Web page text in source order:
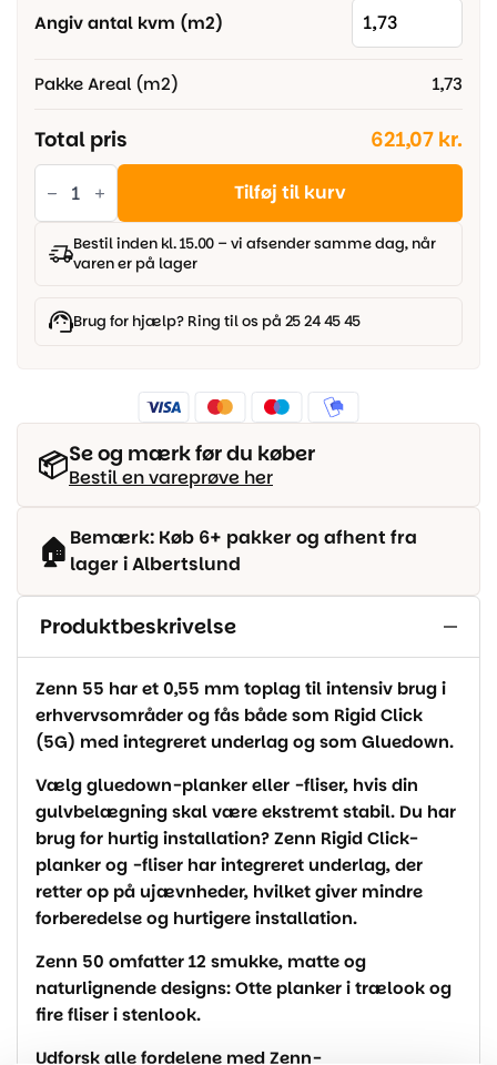
Angiv antal kvm (m2)
Pakke Areal (m2) 1,73
Total pris 621,07 kr.
Berry
Alloc
Vinylgulv
-
Zenn
Click
Comfort
Monsanto
Tilføj til kurv
Bestil inden kl. 15.00 – vi afsender samme dag, når
varen er på lager
Brug for hjælp? Ring til os på 25 24 45 45
📦Se og mærk før du køber
Bestil en vareprøve her
🏠 Bemærk: Køb 6+ pakker og afhent fra
lager i Albertslund
Produktbeskrivelse
Zenn 55 har et 0,55 mm toplag til intensiv brug i
erhvervsområder og fås både som Rigid Click
(5G) med integreret underlag og som Gluedown.
Vælg gluedown-planker eller -fliser, hvis din
gulvbelægning skal være ekstremt stabil. Du har
brug for hurtig installation? Zenn Rigid Click-
planker og -fliser har integreret underlag, der
retter op på ujævnheder, hvilket giver mindre
forberedelse og hurtigere installation.
Zenn 50 omfatter 12 smukke, matte og
naturlignende designs: Otte planker i trælook og
fire fliser i stenlook.
Udforsk alle fordelene med Zenn-